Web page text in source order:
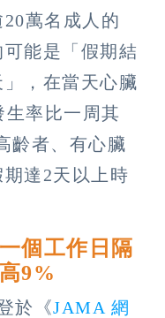
萬名成人的
能是「假期結
，在當天心臟
率比一周其
齡者、有心臟
達2天以上時
個工作日隔
9%
於《JAMA 網